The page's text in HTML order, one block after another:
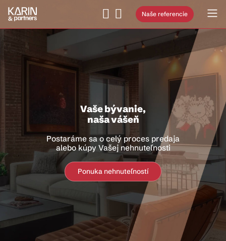
Naše referencie
Makléri, ktorí rozumejú
ľuďom aj nehnuteľnostiam
Naši makléri spájajú skúsenosti, cit pre detail
a osobný prístup ku každému klientovi
Pozrite si náš tím maklérov